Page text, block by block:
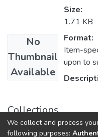
No
Thumbnail
Available
Size:
1.71 KB
Format:
Item-
upon to
Collections
Бакалаври МФІТ
We collect and process
following purposes: